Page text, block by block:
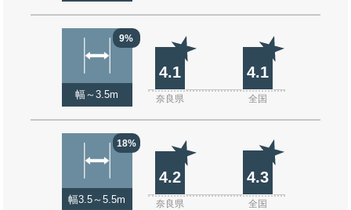
9%
幅～3.5m
4.1 4.1
奈良県 全国
18%
幅3.5～5.5m
4.2 4.3
奈良県 全国